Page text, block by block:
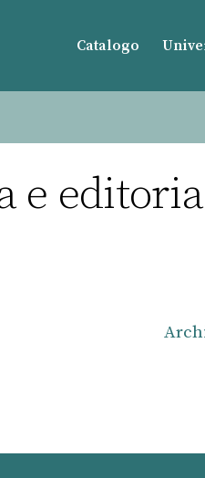
Catalogo
e